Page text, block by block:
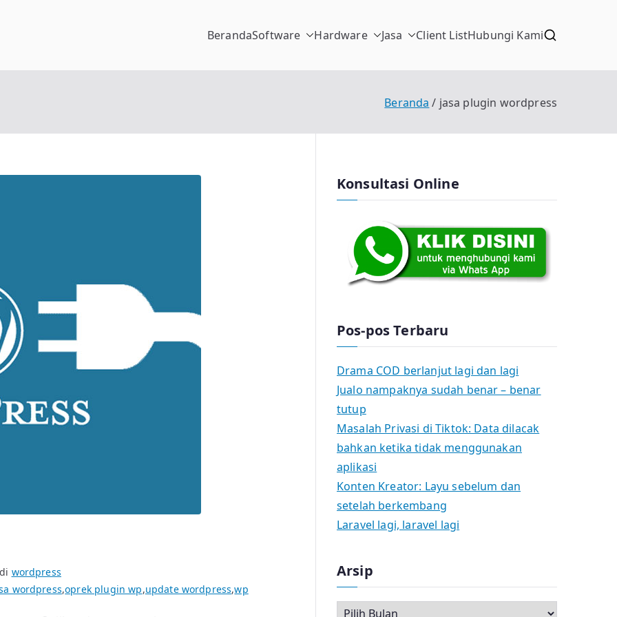
BerandaSoftware Hardware Jasa Client ListHubungi Kami
Beranda jasa plugin wordpress
wordpress
wordpress,oprek plugin wp,update wordpress,wp
Konsultasi Online
Pos-pos Terbaru
Drama COD berlanjut lagi dan lagi
Jualo nampaknya sudah benar – benar
tutup
Masalah Privasi di Tiktok: Data dilacak
bahkan ketika tidak menggunakan
aplikasi
Konten Kreator: Layu sebelum dan
setelah berkembang
Laravel lagi, laravel lagi
Arsip